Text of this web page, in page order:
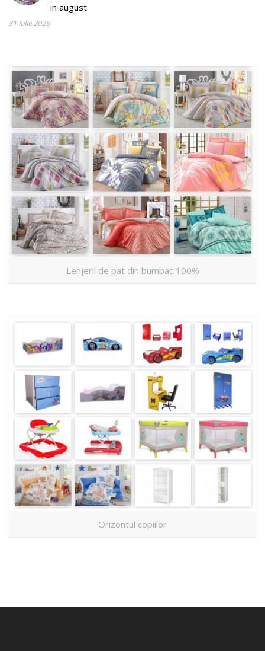
in august
31 iulie 2026
Lenjerii de pat din bumbac 100%
Orizontul copiilor